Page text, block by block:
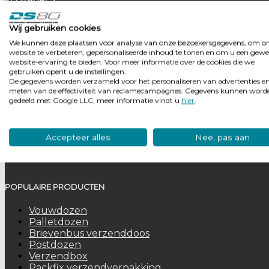
DS 80 Verpakkingsmaterialen b.v.
Postbus 603
3900 AP Veenendaal
KVK: Utrecht 3013 0592
BTW nummer: NL8043 28 717 B01
VOLG ONS OOK OP:
POPULAIRE PRODUCTEN
Vouwdozen
Palletdozen
Brievenbus verzenddoos
Postdozen
Verzendbox
Wij gebruiken cookies
We kunnen deze plaatsen voor analyse van onze bezoekersgegevens, om
website te verbeteren, gepersonaliseerde inhoud te tonen en om u een
website-ervaring te bieden. Voor meer informatie over de cookies die we
gebruiken opent u de instellingen.
De gegevens worden verzameld voor het personaliseren van advertenties
meten van de effectiviteit van reclamecampagnes. Gegevens kunnen
gedeeld met Google LLC, meer informatie vindt u hier.
Accepteer alles Nee, pas aan